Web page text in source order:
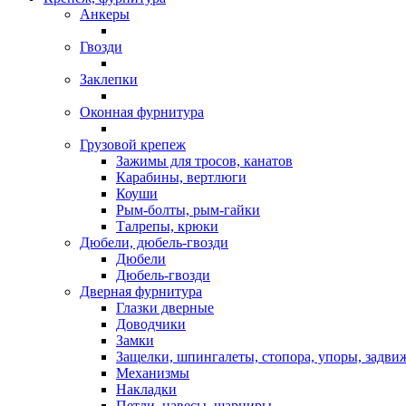
Анкеры
Гвозди
Заклепки
Оконная фурнитура
Грузовой крепеж
Зажимы для тросов, канатов
Карабины, вертлюги
Коуши
Рым-болты, рым-гайки
Талрепы, крюки
Дюбели, дюбель-гвозди
Дюбели
Дюбель-гвозди
Дверная фурнитура
Глазки дверные
Доводчики
Замки
Защелки, шпингалеты, стопора, упоры,
Механизмы
Накладки